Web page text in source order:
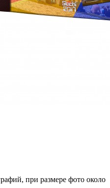
при размере фото около